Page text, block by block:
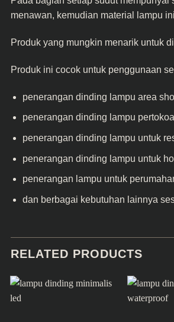
menawan, kemudian material lampu
Produk yang mungkin menarik untuk
Produk ini cocok untuk penggunaan
penerangan dinding lampu area
penerangan dinding lampu
penerangan dinding lampu untuk
penerangan dinding lampu untuk
penerangan lampu untuk
dan berbagai kebutuhan lainnya
RELATED PRODUCTS